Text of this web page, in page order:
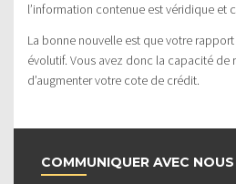
l’information contenue est véridique et
La bonne nouvelle est que votre
évolutif. Vous avez donc la capacité de
d’augmenter votre cote de crédit.
COMMUNIQUER AVEC NOUS